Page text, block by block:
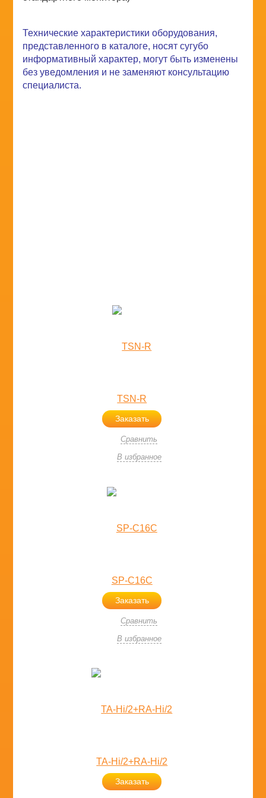
Технические характеристики оборудования,
представленного в каталоге, носят сугубо
информативный характер, могут быть изменены
без уведомления и не заменяют консультацию
специалиста.
TSN-R
Заказать
Сравнить
В избранное
SP-C16C
Заказать
Сравнить
В избранное
TA-Hi/2+RA-Hi/2
Заказать